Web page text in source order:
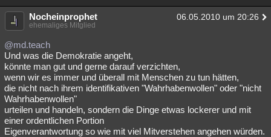
Nocheinprophet 06.05.2010 um 20:26
ehemaliges Mitglied
@md.teach
Und was die Demokratie angeht,
könnte man gut und gerne darauf verzichten,
wenn wir es immer und überall mit Menschen zu tun hätten,
die nicht nach ihrem identifikativen "Wahrhabenwollen" oder "nicht
Wahrhabenwollen"
urteilen und handeln, sondern die Dinge etwas lockerer und mit
einer ordentlichen Portion
Eigenverantwortung so wie mit viel Mitverstehen angehen würden.